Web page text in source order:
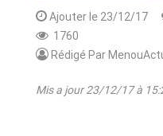
Ajouter le 23/12/17
1760
Rédigé Par
Mis a jour 23/12/17 à